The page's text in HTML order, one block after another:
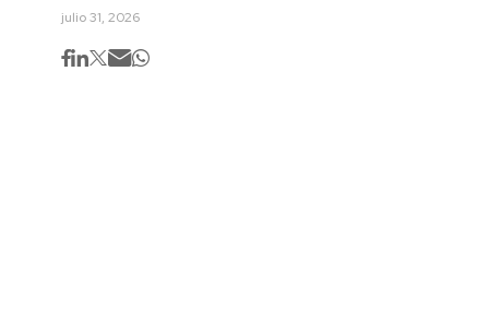
julio 31, 2026